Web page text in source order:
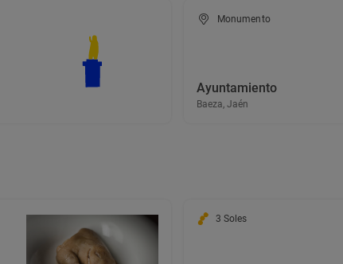
Monumento
Ayuntamiento
Baeza, Jaén
3 Soles